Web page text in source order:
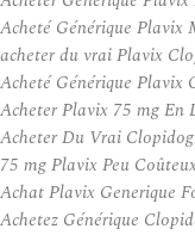
Acheté Générique Plavix
acheter du vrai Plavix
Acheté Générique Plavix
Acheter Plavix 75 mg En
Acheter Du Vrai
75 mg Plavix Peu
Achat Plavix Generique
Achetez Générique